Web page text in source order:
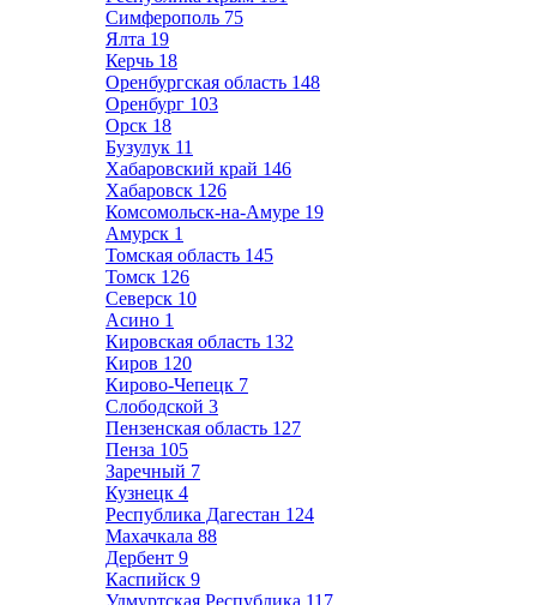
Симферополь 75
Ялта 19
Керчь 18
Оренбургская область 148
Оренбург 103
Орск 18
Бузулук 11
Хабаровский край 146
Хабаровск 126
Комсомольск-на-Амуре 19
Амурск 1
Томская область 145
Томск 126
Северск 10
Асино 1
Кировская область 132
Киров 120
Кирово-Чепецк 7
Слободской 3
Пензенская область 127
Пенза 105
Заречный 7
Кузнецк 4
Республика Дагестан 124
Махачкала 88
Дербент 9
Каспийск 9
Удмуртская Республика 117